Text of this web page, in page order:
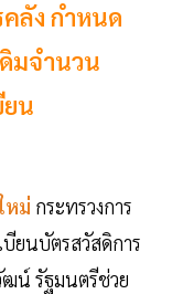
ลัง กำหนด
มจำนวน
ยน
หม่ กระทรวงการ
ยนบัตรสวัสดิการ
น์ รัฐมนตรีช่วย